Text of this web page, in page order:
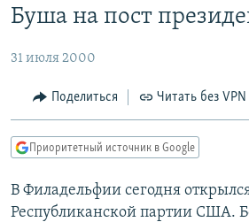
главной
Вернутся
поиску
КУЛЬТУРА
СЕВЕР.РЕАЛИИ
СИБИРЬ.РЕАЛИИ
ПОДПИШИТЕСЬ НА РАССЫЛКУ
Буша на пост
31 июля 2000
Поделиться Читать без VPN
Приоритетный источник в Google
В Филадельфии сегодня
Республиканской партии США.